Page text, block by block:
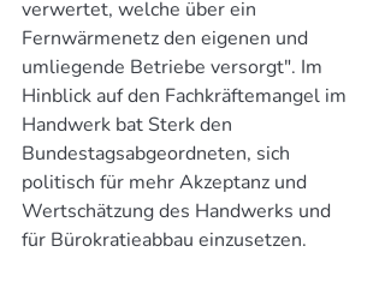
verwertet, welche über ein
Fernwärmenetz den eigenen und
umliegende Betriebe versorgt". Im
Hinblick auf den Fachkräftemangel im
Handwerk bat Sterk den
Bundestagsabgeordneten, sich
politisch für mehr Akzeptanz und
Wertschätzung des Handwerks und
für Bürokratieabbau einzusetzen.